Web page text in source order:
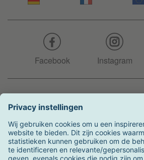
Facebook Instagram
+31 204 990 283